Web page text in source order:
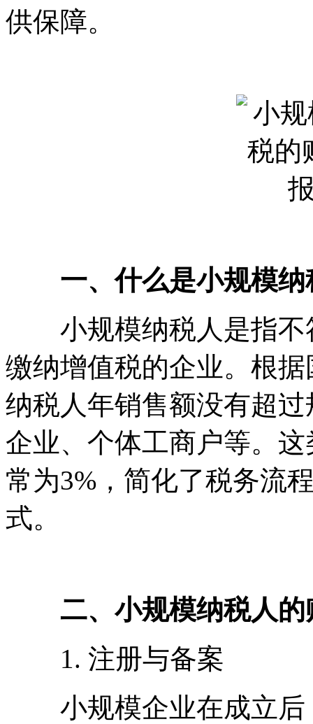
供保障。
一、什么是小规模纳
小规模纳税人是指不
缴纳增值税的企业。根
纳税人年销售额没有超
企业、个体工商户等。
常为3%，简化了税务流
式。
二、小规模纳税人的
1. 注册与备案
小规模企业在成立后